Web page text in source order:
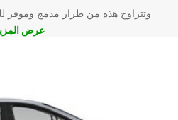
وتتراوح هذه من طراز مدمج وموفر
عرض